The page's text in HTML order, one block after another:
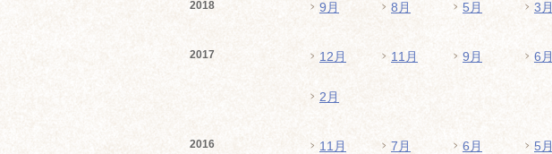
2018 9月 8月 5月 3月
2017 12月 11月 9月 6月
2月
2016 11月 7月 6月 5月